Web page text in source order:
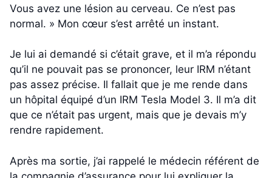
Vous avez une lésion au cerveau. Ce n’est pas
normal. » Mon cœur s’est arrêté un instant.
Je lui ai demandé si c’était grave, et il m’a répondu
qu’il ne pouvait pas se prononcer, leur IRM n’étant
pas assez précise. Il fallait que je me rende dans
un hôpital équipé d’un IRM Tesla Model 3. Il m’a dit
que ce n’était pas urgent, mais que je devais m’y
rendre rapidement.
Après ma sortie, j’ai rappelé le médecin référent de